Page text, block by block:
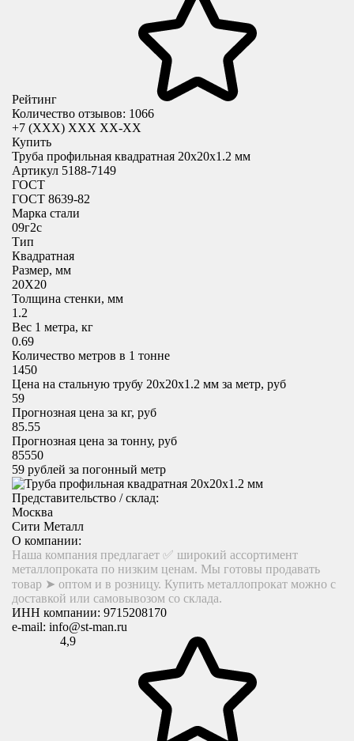
Рейтинг
Количество отзывов: 1066
+7 (XXX) ХХХ ХХ-ХХ
Купить
Труба профильная квадратная 20x20х1.2 мм
Артикул 5188-7149
ГОСТ
ГОСТ 8639-82
Марка стали
09г2с
Тип
Квадратная
Размер, мм
20X20
Толщина стенки, мм
1.2
Вес 1 метра, кг
0.69
Количество метров в 1 тонне
1450
Цена на стальную трубу 20x20х1.2 мм за метр, руб
59
Прогнозная цена за кг, руб
85.55
Прогнозная цена за тонну, руб
85550
59 рублей за погонный метр
Представительство / склад:
Москва
Сити Металл
О компании:
Наша компания предлагает ✅ широкий ассортимент
металлопроката по низким ценам. Мы готовы продавать
товар ➤ оптом и в розницу. Купить металлопрокат можно с
доставкой или самовывозом со склада.
ИНН компании: 9715208170
e-mail: info@st-man.ru
4,9